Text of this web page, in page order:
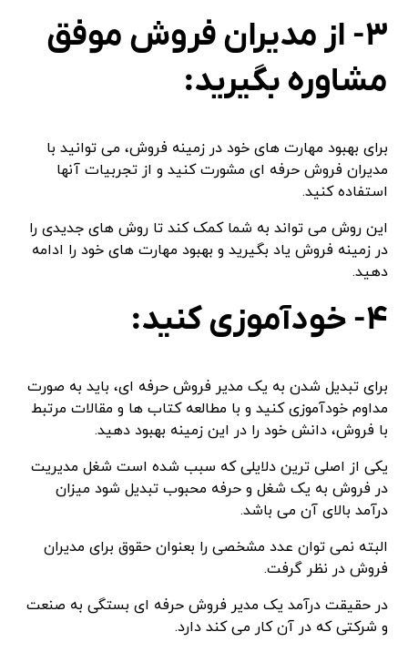
۳- از مدیران فروش موفق
مشاوره بگیرید:
برای بهبود مهارت های خود در زمینه فروش، می توانید با
مدیران فروش حرفه ای مشورت کنید و از تجربیات آنها
استفاده کنید.
این روش می تواند به شما کمک کند تا روش های جدیدی را
در زمینه فروش یاد بگیرید و بهبود مهارت های خود را ادامه
دهید.
۴- خودآموزی کنید:
برای تبدیل شدن به یک مدیر فروش حرفه ای، باید به صورت
مداوم خودآموزی کنید و با مطالعه کتاب ها و مقالات مرتبط
با فروش، دانش خود را در این زمینه بهبود دهید.
یکی از اصلی ترین دلایلی که سبب شده است شغل مدیریت
در فروش به یک شغل و حرفه محبوب تبدیل شود میزان
درآمد بالای آن می باشد.
البته نمی توان عدد مشخصی را بعنوان حقوق برای مدیران
فروش در نظر گرفت.
در حقیقت درآمد یک مدیر فروش حرفه ای بستگی به صنعت
و شرکتی که در آن کار می کند دارد.